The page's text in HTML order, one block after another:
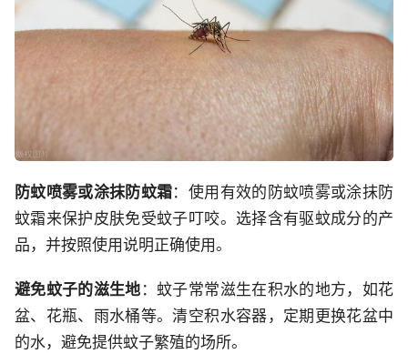
防蚊喷雾或涂抹防蚊霜：使用有效的防蚊喷雾或涂抹防
蚊霜来保护皮肤免受蚊子叮咬。选择含有驱蚊成分的产
品，并按照使用说明正确使用。
避免蚊子的滋生地 ：蚊子常常滋生在积水的地方，如花
盆、花瓶、雨水桶等。清空积水容器，定期更换花盆中
的水，避免提供蚊子繁殖的场所。